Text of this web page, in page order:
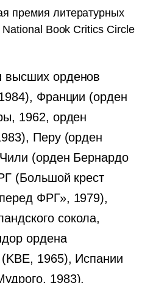
премия литературных
Book Critics Circle
высших орденов
Франции (орден
1962, орден
Перу (орден
(орден Бернардо
(Большой крест
ФРГ», 1979),
сокола,
ордена
1965), Испании
1983),